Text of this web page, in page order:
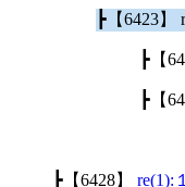
┣【6423】
┣【
┣【
┣【6428】 re(1):